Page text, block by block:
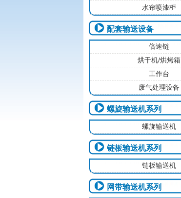
水帘喷漆柜
配套输送设备
倍速链
烘干机/烘烤箱
工作台
废气处理设备
螺旋输送机系列
螺旋输送机
链板输送机系列
链板输送机
网带输送机系列